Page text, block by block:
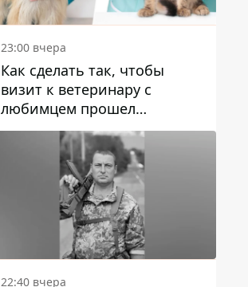
23:00 вчера
Как сделать так, чтобы
визит к ветеринару с
любимцем прошел
спокойно: простые советы
22:40 вчера